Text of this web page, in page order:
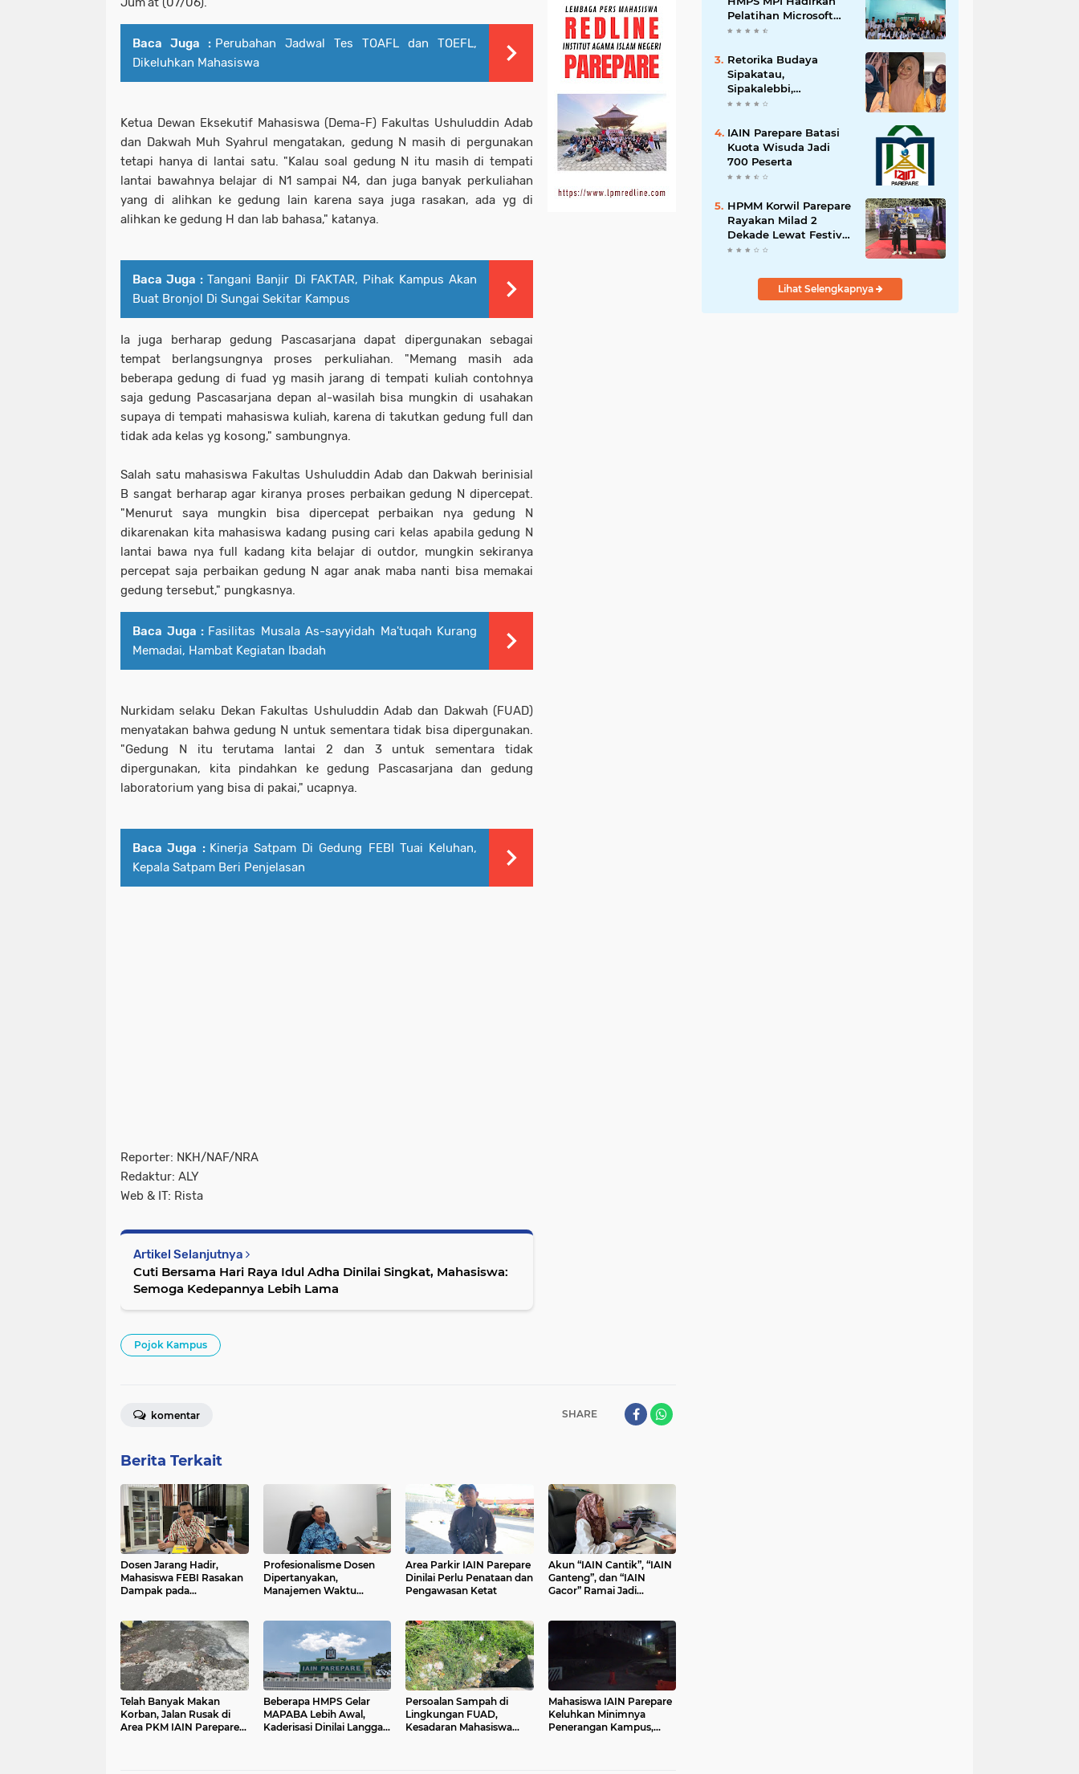
Baca Juga : Perubahan Jadwal Tes TOAFL dan TOEFL,
Dikeluhkan Mahasiswa
Ketua Dewan Eksekutif Mahasiswa (Dema-F) Fakultas Ushuluddin Adab
dan Dakwah Muh Syahrul mengatakan, gedung N masih di pergunakan
tetapi hanya di lantai satu. "Kalau soal gedung N itu masih di tempati
lantai bawahnya belajar di N1 sampai N4, dan juga banyak perkuliahan
yang di alihkan ke gedung lain karena saya juga rasakan, ada yg di
alihkan ke gedung H dan lab bahasa," katanya.
Baca Juga : Tangani Banjir Di FAKTAR, Pihak Kampus Akan
Buat Bronjol Di Sungai Sekitar Kampus
Ia juga berharap gedung Pascasarjana dapat dipergunakan sebagai
tempat berlangsungnya proses perkuliahan. "Memang masih ada
beberapa gedung di fuad yg masih jarang di tempati kuliah contohnya
saja gedung Pascasarjana depan al-wasilah bisa mungkin di usahakan
supaya di tempati mahasiswa kuliah, karena di takutkan gedung full dan
tidak ada kelas yg kosong," sambungnya.
Salah satu mahasiswa Fakultas Ushuluddin Adab dan Dakwah berinisial
B sangat berharap agar kiranya proses perbaikan gedung N dipercepat.
"Menurut saya mungkin bisa dipercepat perbaikan nya gedung N
dikarenakan kita mahasiswa kadang pusing cari kelas apabila gedung N
lantai bawa nya full kadang kita belajar di outdor, mungkin sekiranya
percepat saja perbaikan gedung N agar anak maba nanti bisa memakai
gedung tersebut," pungkasnya.
Baca Juga : Fasilitas Musala As-sayyidah Ma'tuqah Kurang
Memadai, Hambat Kegiatan Ibadah
Nurkidam selaku Dekan Fakultas Ushuluddin Adab dan Dakwah (FUAD)
menyatakan bahwa gedung N untuk sementara tidak bisa dipergunakan.
"Gedung N itu terutama lantai 2 dan 3 untuk sementara tidak
dipergunakan, kita pindahkan ke gedung Pascasarjana dan gedung
laboratorium yang bisa di pakai," ucapnya.
Baca Juga : Kinerja Satpam Di Gedung FEBI Tuai Keluhan,
Kepala Satpam Beri Penjelasan
Reporter: NKH/NAF/NRA
Redaktur: ALY
Web & IT: Rista
Artikel Selanjutnya
Cuti Bersama Hari Raya Idul Adha Dinilai Singkat, Mahasiswa:
Semoga Kedepannya Lebih Lama
Pojok Kampus
SHARE
komentar
Berita Terkait
Dosen Jarang Hadir,
Mahasiswa FEBI Rasakan
Dampak pada
Profesionalisme Dosen
Dipertanyakan,
Manajemen Waktu
Area Parkir IAIN Parepare
Dinilai Perlu Penataan dan
Pengawasan Ketat
Akun “IAIN Cantik”, “IAIN
Ganteng”, dan “IAIN
Gacor” Ramai Jadi
Telah Banyak Makan
Korban, Jalan Rusak di
Area PKM IAIN Parepare
Beberapa HMPS Gelar
MAPABA Lebih Awal,
Kaderisasi Dinilai Langgar
Persoalan Sampah di
Lingkungan FUAD,
Kesadaran Mahasiswa
Mahasiswa IAIN Parepare
Keluhkan Minimnya
Penerangan Kampus,
Pelatihan Microsoft
Office
Retorika Budaya
Sipakatau,
Sipakalebbi,
Sipakainge yang
Suku Bugis
IAIN Parepare Batasi
Kuota Wisuda Jadi
700 Peserta
HPMM Korwil Parepare
Rayakan Milad 2
Dekade Lewat Festival
Budaya
Lihat Selengkapnya